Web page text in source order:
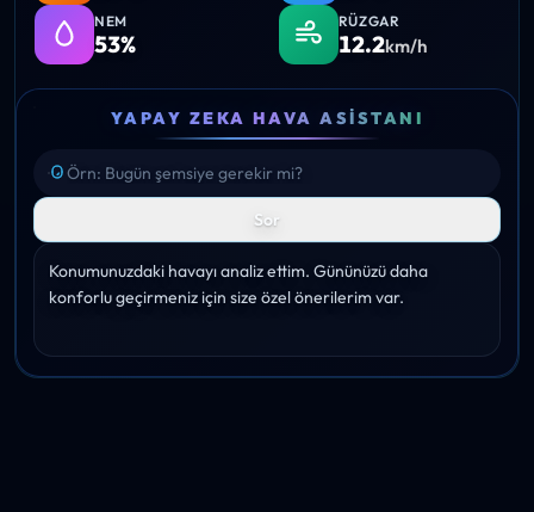
NEM
53%
RÜZGAR
12.2km/h
YAPAY ZEKA HAVA ASISTANI
Sor
Konumunuzdaki havayı analiz ettim. Gününüzü daha
konforlu geçirmeniz için size özel önerilerim var.